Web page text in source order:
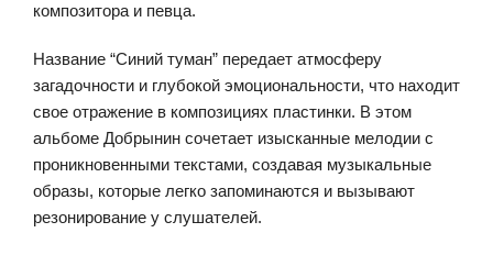
композитора и певца.
Название “Синий туман” передает атмосферу
загадочности и глубокой эмоциональности, что находит
свое отражение в композициях пластинки. В этом
альбоме Добрынин сочетает изысканные мелодии с
проникновенными текстами, создавая музыкальные
образы, которые легко запоминаются и вызывают
резонирование у слушателей.